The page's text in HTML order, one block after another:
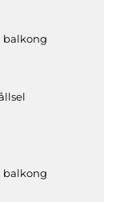
balkong
balkong